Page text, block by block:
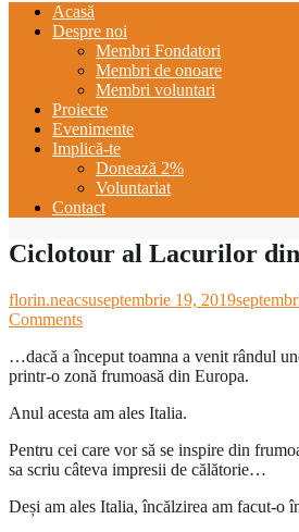
Acasă
Despre noi
Membri Fondatori
Membri de onoare
Membri voluntari
Proiecte
Evenimente
Implică-te
Donează 2%
Voluntariat
Contact
Ciclotour al Lacurilor
florin.neacsuseptembrie 19, 2019
Comments
…dacă a început toamna a venit rândul
printr-o zonă frumoasă din Europa.
Anul acesta am ales Italia.
Pentru cei care vor să se inspire din
sa scriu câteva impresii de călătorie…
Deși am ales Italia, încălzirea am facut-o